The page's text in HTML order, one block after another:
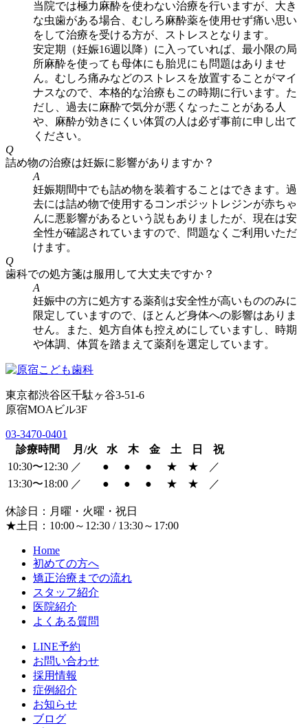
当院では極力麻酔を使わない治療を行いますが、大き
な虫歯がある場合、むしろ麻酔薬を使用せず痛い思い
をして治療を受ける方が、ストレスとなります。
安定期（妊娠16週以降）に入っていれば、最小限の局
所麻酔を使っても母体にも胎児にも問題はありませ
ん。むしろ痛みなどのストレスを放置することがマイ
ナスなので、本格的な治療もこの時期に行います。た
だし、過去に麻酔で気分が悪くなったことがある人
や、麻酔が効きにくい体質の人は必ず事前に申し出て
ください。
Q
詰め物の治療は妊娠に影響がありますか？
A
妊娠期間中でも詰め物を装着することはできます。過
去には詰め物で使用するコンポジットレジンが赤ちゃ
んに悪影響があるという説もありましたが、現在は安
全性が確認されていますので、問題なくご利用いただ
けます。
Q
歯科での処方箋は服用して大丈夫ですか？
A
妊娠中の方に処方する薬剤は安全性が高いもののみに
限定していますので、ほとんど身体への影響はありま
せん。また、処方自体も控えめにしていますし、時期
や体調、体質を踏まえて薬剤を選定しています。
東京都渋谷区千駄ヶ谷3-51-6
原宿MOAビル3F
03-3470-0401
診療時間
月/火 水 木 金 土 日
祝
10:30〜12:30 ／ ● ● ● ★ ★
／
13:30〜18:00 ／ ● ● ● ★ ★ ／
休診日：月曜・火曜・祝日
★土日：10:00～12:30 / 13:30～17:00
Home
初めての方へ
矯正治療までの流れ
スタッフ紹介
医院紹介
よくある質問
LINE予約
お問い合わせ
採用情報
症例紹介
お知らせ
ブログ